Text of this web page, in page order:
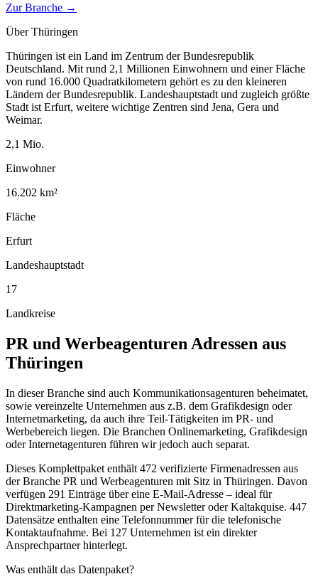
Zur Branche →
ÜberThüringen
Thüringen ist ein Land im Zentrum der Bundesrepublik
Deutschland. Mit rund 2,1 Millionen Einwohnern und einer Fläche
von rund 16.000 Quadratkilometern gehört es zu den kleineren
Ländern der Bundesrepublik. Landeshauptstadt und zugleich größte
Stadt ist Erfurt, weitere wichtige Zentren sind Jena, Gera und
Weimar.
2,1 Mio.
Einwohner
16.202 km²
Fläche
Erfurt
Landeshauptstadt
17
Landkreise
PR und Werbeagenturen Adressen aus
Thüringen
In dieser Branche sind auch Kommunikationsagenturen beheimatet,
sowie vereinzelte Unternehmen aus z.B. dem Grafikdesign oder
Internetmarketing, da auch ihre Teil-Tätigkeiten im PR- und
Werbebereich liegen. Die Branchen Onlinemarketing, Grafikdesign
oder Internetagenturen führen wir jedoch auch separat.
Dieses Komplettpaket enthält 472 verifizierte Firmenadressen aus
der Branche PR und Werbeagenturen mit Sitz in Thüringen. Davon
verfügen 291 Einträge über eine E-Mail-Adresse – ideal für
Direktmarketing-Kampagnen per Newsletter oder Kaltakquise. 447
Datensätze enthalten eine Telefonnummer für die telefonische
Kontaktaufnahme. Bei 127 Unternehmen ist ein direkter
Ansprechpartner hinterlegt.
Was enthält das Datenpaket?